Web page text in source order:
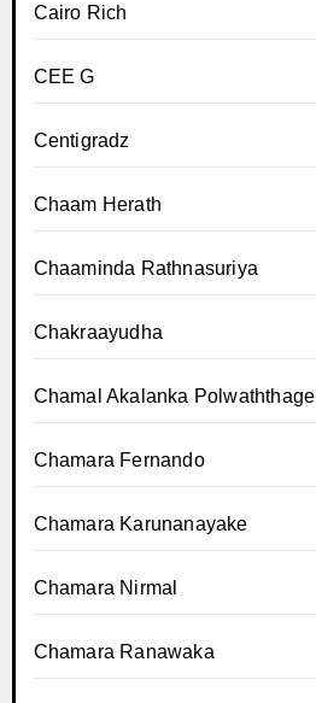
Cairo Rich
CEE G
Centigradz
Chaam Herath
Chaaminda Rathnasuriya
Chakraayudha
Chamal Akalanka Polwaththage
Chamara Fernando
Chamara Karunanayake
Chamara Nirmal
Chamara Ranawaka